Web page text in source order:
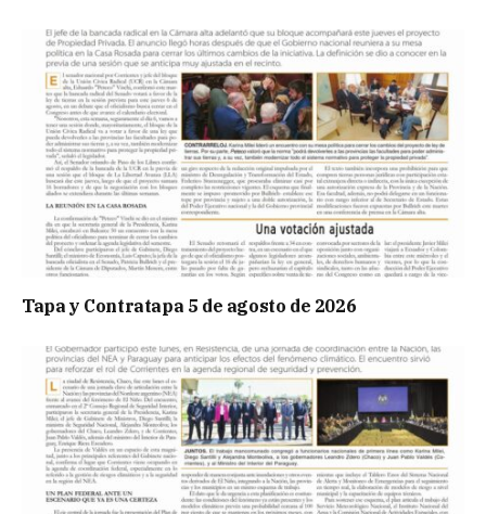
Tapa y Contratapa 5 de agosto de 2026